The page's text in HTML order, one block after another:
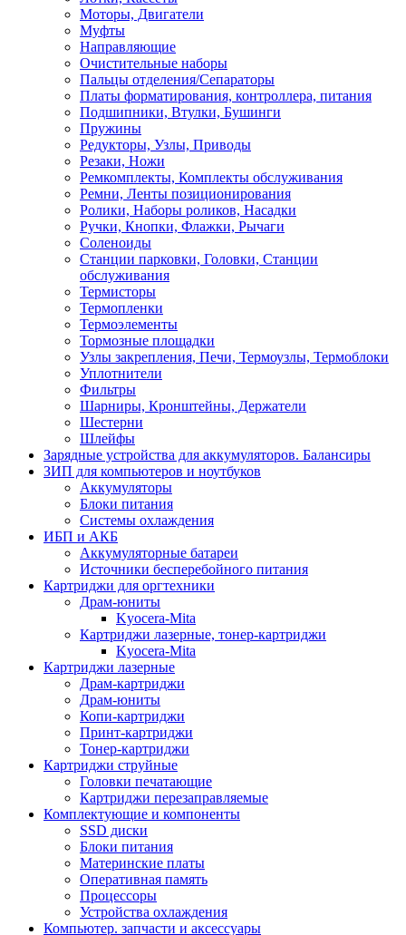
Моторы, Двигатели
Муфты
Направляющие
Очистительные наборы
Пальцы отделения/Сепараторы
Платы форматирования, контроллера, питания
Подшипники, Втулки, Бушинги
Пружины
Редукторы, Узлы, Приводы
Резаки, Ножи
Ремкомплекты, Комплекты обслуживания
Ремни, Ленты позиционирования
Ролики, Наборы роликов, Насадки
Ручки, Кнопки, Флажки, Рычаги
Соленоиды
Станции парковки, Головки, Станции
обслуживания
Термисторы
Термопленки
Термоэлементы
Тормозные площадки
Узлы закрепления, Печи, Термоузлы, Термоблоки
Уплотнители
Фильтры
Шарниры, Кронштейны, Держатели
Шестерни
Шлейфы
Зарядные устройства для аккумуляторов. Балансиры
ЗИП для компьютеров и ноутбуков
Аккумуляторы
Блоки питания
Системы охлаждения
ИБП и АКБ
Аккумуляторные батареи
Источники бесперебойного питания
Картриджи для оргтехники
Драм-юниты
Kyocera-Mita
Картриджи лазерные, тонер-картриджи
Kyocera-Mita
Картриджи лазерные
Драм-картриджи
Драм-юниты
Копи-картриджи
Принт-картриджи
Тонер-картриджи
Картриджи струйные
Головки печатающие
Картриджи перезаправляемые
Комплектующие и компоненты
SSD диски
Блоки питания
Материнские платы
Оперативная память
Процессоры
Устройства охлаждения
Компьютер. запчасти и аксессуары